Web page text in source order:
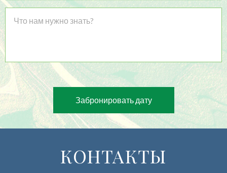
Забронировать дату
КОНТАКТЫ